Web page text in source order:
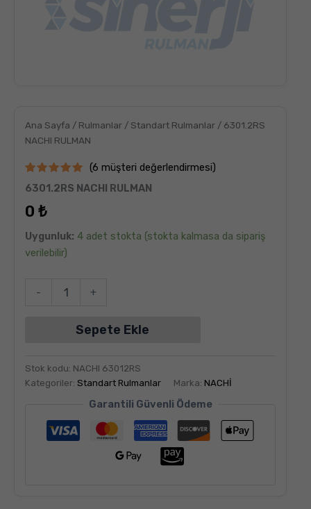
Ana Sayfa / Rulmanlar / Standart Rulmanlar / 6301.2RS
NACHI RULMAN
6müşteri
puanına
5
5.00
puan
aldı
(6 müşteri değerlendirmesi)
6301.2RS NACHI RULMAN
0 ₺
Uygunluk: 4 adet stokta (stokta kalmasa da sipariş
verilebilir)
- +
Sepete Ekle
Stok kodu: NACHI 63012RS
Kategoriler: Standart Rulmanlar Marka: NACHİ
Garantili Güvenli Ödeme